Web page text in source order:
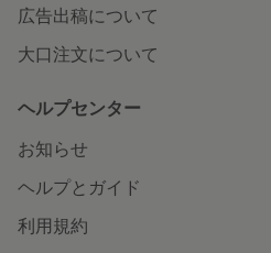
広告出稿について
大口注文について
ヘルプセンター
お知らせ
ヘルプとガイド
利用規約